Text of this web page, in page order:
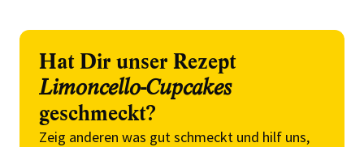
Hat Dir unser Rezept
Limoncello-Cupcakes
geschmeckt?
Zeig anderen was gut schmeckt und hilf uns,